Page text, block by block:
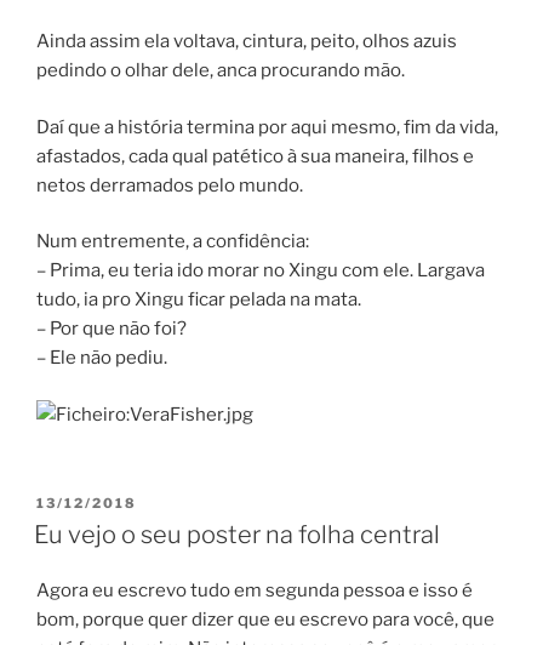
Ainda assim ela voltava, cintura, peito, olhos azuis
pedindo o olhar dele, anca procurando mão.
Daí que a história termina por aqui mesmo, fim da vida,
afastados, cada qual patético à sua maneira, filhos e
netos derramados pelo mundo.
Num entremente, a confidência:
– Prima, eu teria ido morar no Xingu com ele. Largava
tudo, ia pro Xingu ficar pelada na mata.
– Por que não foi?
– Ele não pediu.
POSTED
ON
13/12/2018
Eu vejo o seu poster na folha central
Agora eu escrevo tudo em segunda pessoa e isso é
bom, porque quer dizer que eu escrevo para você, que